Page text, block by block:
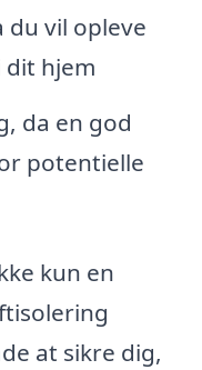
vil opleve
hjem
da en god
potentielle
kun en
at sikre dig,